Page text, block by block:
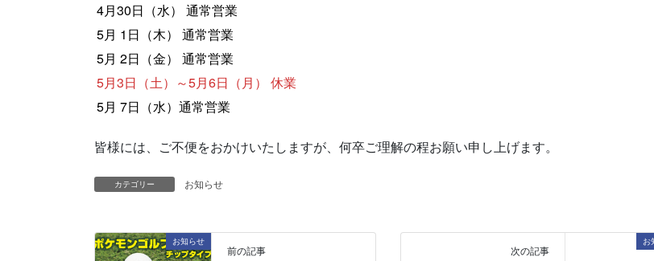
4月30日（水） 通常営業
5月 1日（木） 通常営業
5月 2日（金） 通常営業
5月3日（土）～5月6日（月） 休業
5月 7日（水）通常営業
皆様には、ご不便をおかけいたしますが、何卒ご理解の程お願い申し上げます。
カテゴリー お知らせ
お知らせ
前の記事
お
次の記事